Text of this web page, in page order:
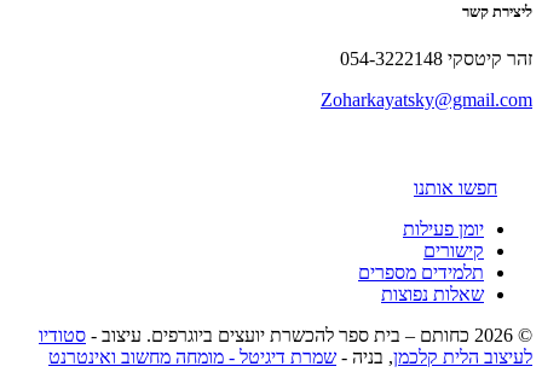
ליצירת קשר
זהר קיטסקי 054-3222148
Zoharkayatsky@gmail.com
חפשו אותנו
יומן פעילות
קישורים
תלמידים מספרים
שאלות נפוצות
© 2026 כחותם – בית ספר להכשרת יועצים ביוגרפים. עיצוב -
סטודיו
לעיצוב הלית קלכמן, בניה - שמרת דיגיטל - מומחה מחשוב ואינטרנט